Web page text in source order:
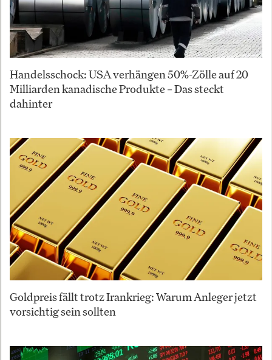
Handelsschock: USA verhängen 50%-Zölle auf 20
Milliarden kanadische Produkte – Das steckt
dahinter
Goldpreis fällt trotz Irankrieg: Warum Anleger jetzt
vorsichtig sein sollten